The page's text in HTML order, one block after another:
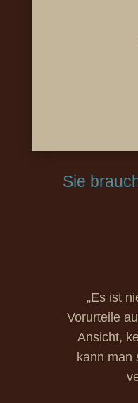
Sie
„Es ist
Vorurteile
Ansicht,
kann man